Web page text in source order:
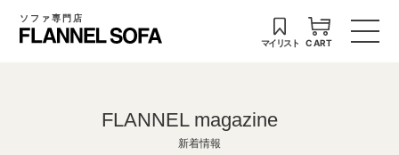
ソファ専門店
マイリスト CART
FLANNEL magazine
新着情報